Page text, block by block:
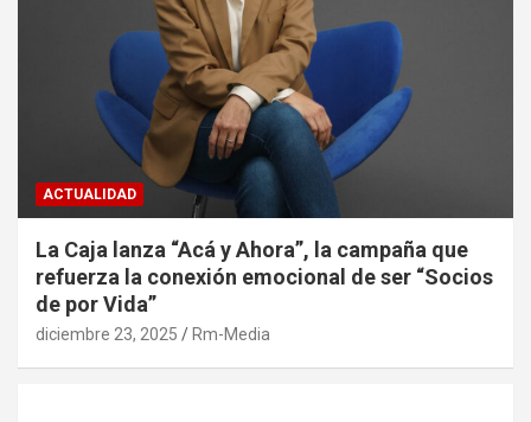
ACTUALIDAD
La Caja lanza “Acá y Ahora”, la campaña que
refuerza la conexión emocional de ser “Socios
de por Vida”
diciembre 23, 2025 Rm-Media